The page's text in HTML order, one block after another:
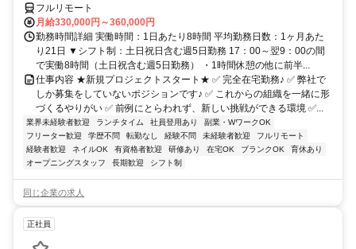
フルリモート
月給330,000円～360,000円
勤務時間詳細 実働時間：1日あたり8時間 平均勤務日数：1ヶ月あた
り21日 ▼シフト制：土日祝日含む週5日勤務 17：00～翌9：00の間
で実働8時間（土日祝含む週5日勤務） ・1時間休憩の他に前半...
仕事内容 ★新規プロジェクトスタート★ ✅ 完全在宅勤務♪ ✅ 弊社で
しか募集をしていないポジションです♪ ✅ これからの組織を一緒に形
づくるやりがい ✅ 前例にとらわれず、新しい挑戦ができる環境 ✅...
業界未経験者歓迎 ランチタイム 社員登用あり
副業・WワークOK
フリーター歓迎
学歴不問 転勤なし 経験不問 未経験者歓迎
フルリモート
経験者歓迎
ネイルOK 有資格者歓迎 研修あり 在宅OK ブランクOK
育休あり
オープニングスタッフ
長期歓迎 シフト制
同じ企業の求人
正社員